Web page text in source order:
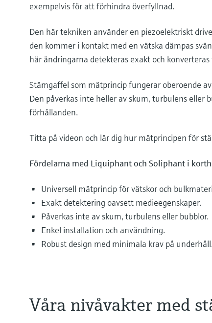
exempelvis för att förhindra överfyllnad.
Den här tekniken använder en piezoelektriskt
den kommer i kontakt med en vätska dämpas
här ändringarna detekteras exakt och
Stämgaffel som mätprincip fungerar oberoende
Den påverkas inte heller av skum, turbulens
förhållanden.
Titta på videon och lär dig hur mätprincipen för
Fördelarna med Liquiphant och Soliphant i
Universell mätprincip för vätskor och
Exakt detektering oavsett medieegenskaper.
Påverkas inte av skum, turbulens eller bubblor.
Enkel installation och användning.
Robust design med minimala krav på underhåll.
Olika medier fylls på i och dräneras från
Våra nivåvakter med